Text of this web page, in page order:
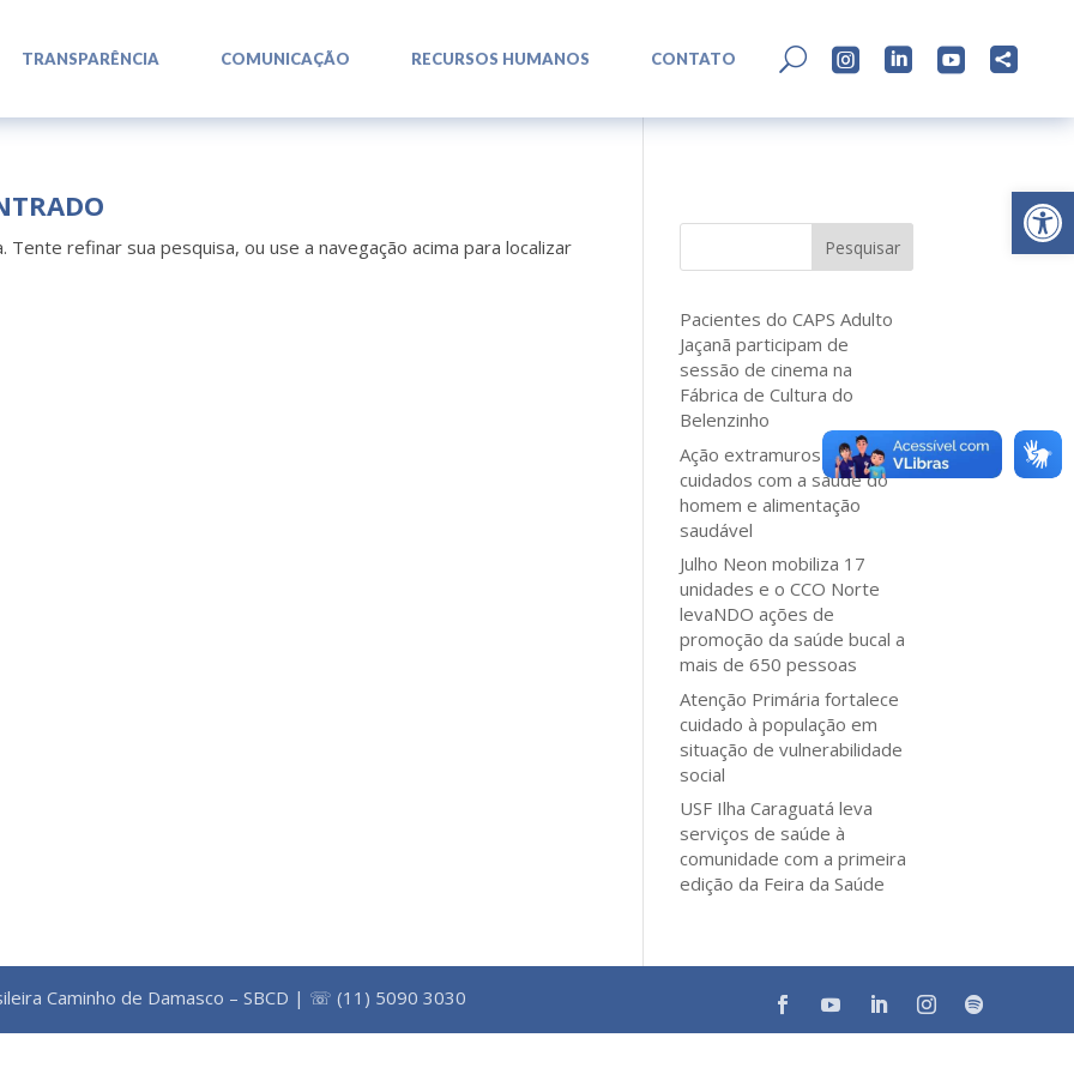
Abrir
TRANSPARÊNCIA COMUNICAÇÃO RECURSOS HUMANOS CONTATO U    
refinar sua pesquisa, ou use a navegação acima para localizar
Pesquisar
Pacientes do CAPS Adulto
Jaçanã participam de
sessão de cinema na
Fábrica de Cultura do
Belenzinho
Ação extramuros reforça
cuidados com a saúde do
homem e alimentação
saudável
Julho Neon mobiliza 17
unidades e o CCO Norte
levaNDO ações de
promoção da saúde bucal a
mais de 650 pessoas
Atenção Primária fortalece
cuidado à população em
situação de vulnerabilidade
social
USF Ilha Caraguatá leva
serviços de saúde à
comunidade com a primeira
edição da Feira da Saúde
Caminho de Damasco – SBCD | ☏ (11) 5090 3030